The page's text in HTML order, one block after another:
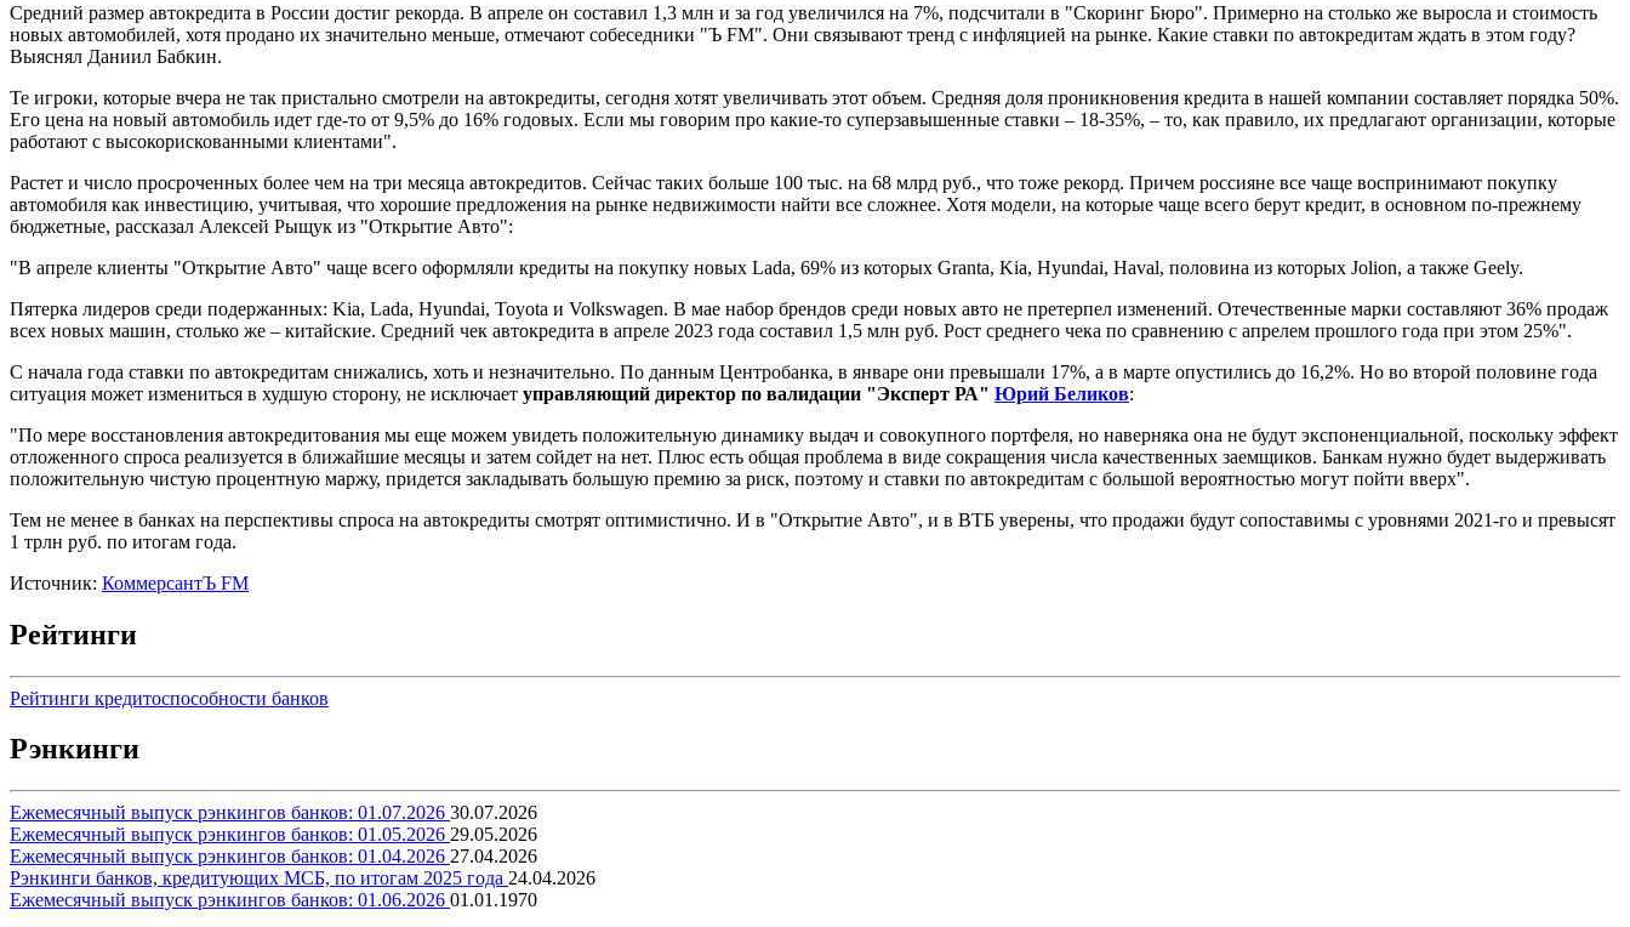
Средний размер автокредита в России достиг рекорда. В апреле он составил 1,3 млн и за год увеличился на 7%, подсчитали в "Скоринг Бюро". Примерно на столько же выросла и стоимость
новых автомобилей, хотя продано их значительно меньше, отмечают собеседники "Ъ FM". Они связывают тренд с инфляцией на рынке. Какие ставки по автокредитам ждать в этом году?
Выяснял Даниил Бабкин.
Те игроки, которые вчера не так пристально смотрели на автокредиты, сегодня хотят увеличивать этот объем. Средняя доля проникновения кредита в нашей компании составляет порядка 50%.
Его цена на новый автомобиль идет где-то от 9,5% до 16% годовых. Если мы говорим про какие-то суперзавышенные ставки – 18-35%, – то, как правило, их предлагают организации, которые
работают с высокорискованными клиентами".
Растет и число просроченных более чем на три месяца автокредитов. Сейчас таких больше 100 тыс. на 68 млрд руб., что тоже рекорд. Причем россияне все чаще воспринимают покупку
автомобиля как инвестицию, учитывая, что хорошие предложения на рынке недвижимости найти все сложнее. Хотя модели, на которые чаще всего берут кредит, в основном по-прежнему
бюджетные, рассказал Алексей Рыщук из "Открытие Авто":
"В апреле клиенты "Открытие Авто" чаще всего оформляли кредиты на покупку новых Lada, 69% из которых Granta, Kia, Hyundai, Haval, половина из которых Jolion, а также Geely.
Пятерка лидеров среди подержанных: Kia, Lada, Hyundai, Toyota и Volkswagen. В мае набор брендов среди новых авто не претерпел изменений. Отечественные марки составляют 36% продаж
всех новых машин, столько же – китайские. Средний чек автокредита в апреле 2023 года составил 1,5 млн руб. Рост среднего чека по сравнению с апрелем прошлого года при этом 25%".
С начала года ставки по автокредитам снижались, хоть и незначительно. По данным Центробанка, в январе они превышали 17%, а в марте опустились до 16,2%. Но во второй половине года
ситуация может измениться в худшую сторону, не исключает управляющий директор по валидации "Эксперт РА" Юрий Беликов:
"По мере восстановления автокредитования мы еще можем увидеть положительную динамику выдач и совокупного портфеля, но наверняка она не будут экспоненциальной, поскольку эффект
отложенного спроса реализуется в ближайшие месяцы и затем сойдет на нет. Плюс есть общая проблема в виде сокращения числа качественных заемщиков. Банкам нужно будет выдерживать
положительную чистую процентную маржу, придется закладывать большую премию за риск, поэтому и ставки по автокредитам с большой вероятностью могут пойти вверх".
Тем не менее в банках на перспективы спроса на автокредиты смотрят оптимистично. И в "Открытие Авто", и в ВТБ уверены, что продажи будут сопоставимы с уровнями 2021-го и превысят
1 трлн руб. по итогам года.
Источник: КоммерсантЪ FM
Рейтинги
Рейтинги кредитоспособности банков
Рэнкинги
Ежемесячный выпуск рэнкингов банков: 01.07.2026 30.07.2026
Ежемесячный выпуск рэнкингов банков: 01.05.2026 29.05.2026
Ежемесячный выпуск рэнкингов банков: 01.04.2026 27.04.2026
Рэнкинги банков, кредитующих МСБ, по итогам 2025 года 24.04.2026
Ежемесячный выпуск рэнкингов банков: 01.06.2026 01.01.1970